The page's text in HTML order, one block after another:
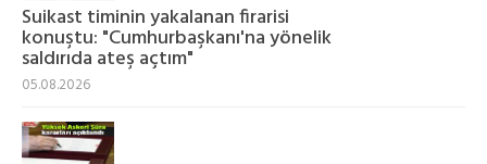
Suikast timinin yakalanan firarisi
konuştu: "Cumhurbaşkanı'na yönelik
saldırıda ateş açtım"
05.08.2026